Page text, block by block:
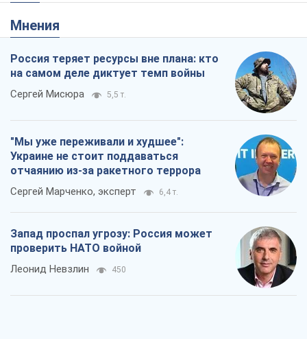
Мнения
Россия теряет ресурсы вне плана: кто
на самом деле диктует темп войны
Сергей Мисюра 5,5 т.
"Мы уже переживали и худшее":
Украине не стоит поддаваться
отчаянию из-за ракетного террора
Сергей Марченко, эксперт 6,4 т.
Запад проспал угрозу: Россия может
проверить НАТО войной
Леонид Невзлин 450